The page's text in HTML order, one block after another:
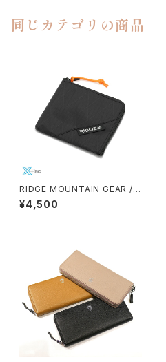
同じカテゴリの商品
RIDGE MOUNTAIN GEAR / R
-ZIP WALLET（X-PAC）
¥4,500